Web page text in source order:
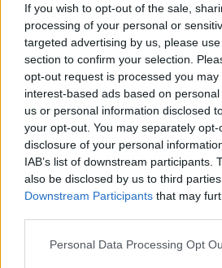
If you wish to opt-out of the sale,
processing of your personal or
targeted advertising by us, please
section to confirm your selection.
opt-out request is processed you may
interest-based ads based on
us or personal information disclosed
your opt-out. You may separately
disclosure of your personal
IAB’s list of downstream participants.
also be disclosed by us to third
Downstream Participants that may
Personal Data Processing Opt
családok, ahol ez az időszak
árát is elkérik: ennyiért